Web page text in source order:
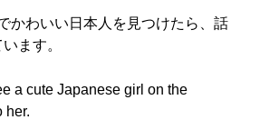
かわいい日本人を見つけたら、話
ます。
a cute Japanese girl on the
her.